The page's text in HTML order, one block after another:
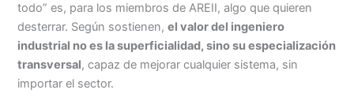
todo” es, para los miembros de AREII, algo que quieren
desterrar. Según sostienen,el valor del ingeniero
industrial no es la superficialidad, sino su especialización
transversal, capaz de mejorar cualquier sistema, sin
importar el sector.